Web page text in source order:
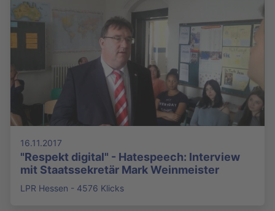
16.11.2017
"Respekt digital" - Hatespeech: Interview
mit Staatssekretär Mark Weinmeister
LPR Hessen - 4576 Klicks